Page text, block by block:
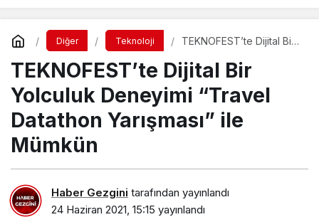
Diğer Teknoloji
TEKNOFEST’te Dijital Bir
“Travel Datathon
Yarışması” ile Mümkün
TEKNOFEST’te Dijital Bir
Yolculuk Deneyimi “Travel
Datathon Yarışması” ile
Mümkün
Haber Gezgini tarafından yayınlandı
24 Haziran 2021, 15:15 yayınlandı